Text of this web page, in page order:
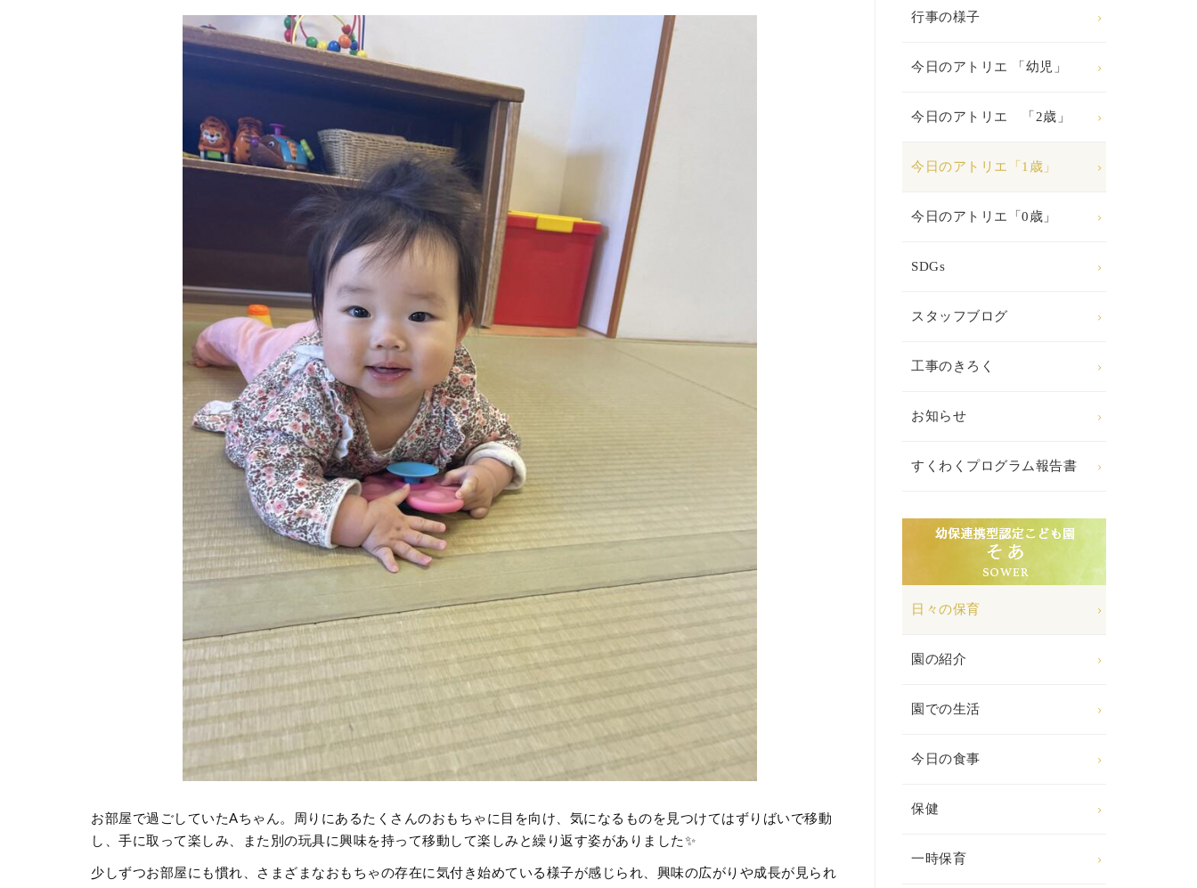
行事の様子
今日のアトリエ 「幼児」
今日のアトリエ 「2歳」
今日のアトリエ「1歳」
今日のアトリエ「0歳」
SDGs
スタッフブログ
工事のきろく
お知らせ
すくわくプログラム報告書
日々の保育
園の紹介
園での生活
今日の食事
保健
一時保育
お部屋で過ごしていたAちゃん。周りにあるたくさんのおもちゃに目を向け、気になるものを見つけてはずりばいで移動
し、手に取って楽しみ、また別の玩具に興味を持って移動して楽しみと繰り返す姿がありました✨
少しずつお部屋にも慣れ、さまざまなおもちゃの存在に気付き始めている様子が感じられ、興味の広がりや成長が見られ